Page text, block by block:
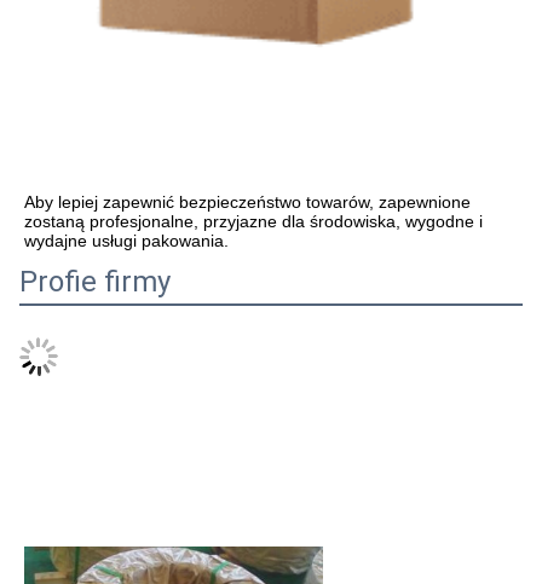
Aby lepiej zapewnić bezpieczeństwo towarów, zapewnione
zostaną profesjonalne, przyjazne dla środowiska, wygodne i
wydajne usługi pakowania.
Profie firmy